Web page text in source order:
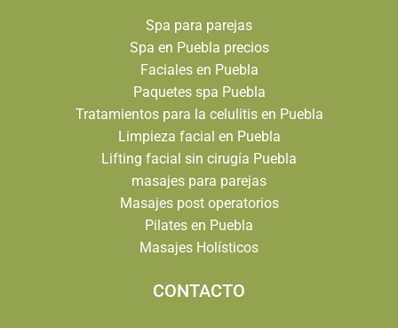
Spa para parejas
Spa en Puebla precios
Faciales en Puebla
Paquetes spa Puebla
Tratamientos para la celulitis en Puebla
Limpieza facial en Puebla
Lifting facial sin cirugía Puebla
masajes para parejas
Masajes post operatorios
Pilates en Puebla
Masajes Holísticos
CONTACTO